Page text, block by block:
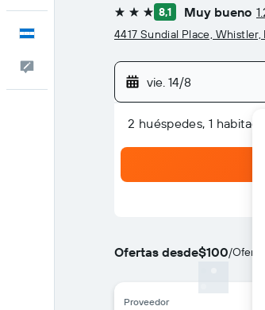
Comentarios
3 estrellas
8,1 Muy bueno
4417 Sundial Place, Whistler,
vie. 14/8
2 huéspedes, 1
Ofertas desde$100/Oferta
Proveedor